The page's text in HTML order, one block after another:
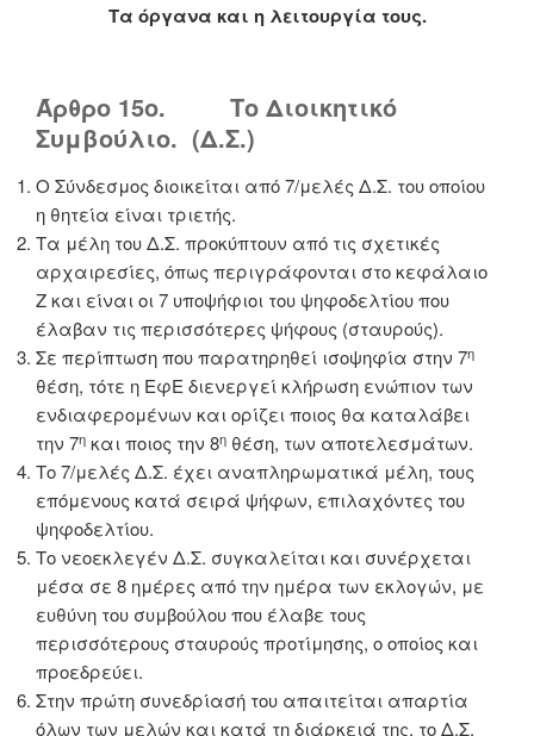
Τα όργανα και η λειτουργία τους.
Άρθρο 15ο. Το Διοικητικό
Συμβούλιο. (Δ.Σ.)
Ο Σύνδεσμος διοικείται από 7/μελές Δ.Σ. του οποίου
η θητεία είναι τριετής.
Τα μέλη του Δ.Σ. προκύπτουν από τις σχετικές
αρχαιρεσίες, όπως περιγράφονται στο κεφάλαιο
Ζ και είναι οι 7 υποψήφιοι του ψηφοδελτίου που
έλαβαν τις περισσότερες ψήφους (σταυρούς).
Σε περίπτωση που παρατηρηθεί ισοψηφία στην 7η
θέση, τότε η ΕφΕ διενεργεί κλήρωση ενώπιον των
ενδιαφερομένων και ορίζει ποιος θα καταλάβει
την 7η και ποιος την 8η θέση, των αποτελεσμάτων.
Το 7/μελές Δ.Σ. έχει αναπληρωματικά μέλη, τους
επόμενους κατά σειρά ψήφων, επιλαχόντες του
ψηφοδελτίου.
Το νεοεκλεγέν Δ.Σ. συγκαλείται και συνέρχεται
μέσα σε 8 ημέρες από την ημέρα των εκλογών, με
ευθύνη του συμβούλου που έλαβε τους
περισσότερους σταυρούς προτίμησης, ο οποίος και
προεδρεύει.
Στην πρώτη συνεδρίασή του απαιτείται απαρτία
όλων των μελών και κατά τη διάρκειά της, το Δ.Σ.